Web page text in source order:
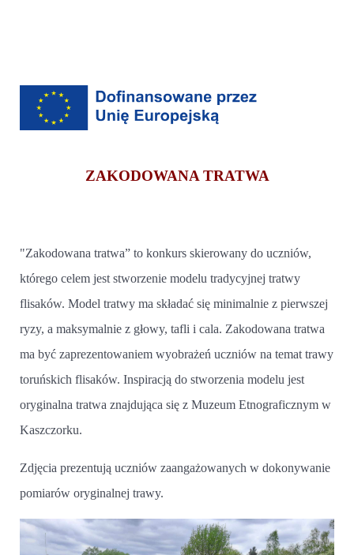
ZAKODOWANA TRATWA
"Zakodowana tratwa” to konkurs skierowany do uczniów,
którego celem jest stworzenie modelu tradycyjnej tratwy
flisaków. Model tratwy ma składać się minimalnie z pierwszej
ryzy, a maksymalnie z głowy, tafli i cala. Zakodowana tratwa
ma być zaprezentowaniem wyobrażeń uczniów na temat trawy
toruńskich flisaków. Inspiracją do stworzenia modelu jest
oryginalna tratwa znajdująca się z Muzeum Etnograficznym w
Kaszczorku.
Zdjęcia prezentują uczniów zaangażowanych w dokonywanie
pomiarów oryginalnej trawy.